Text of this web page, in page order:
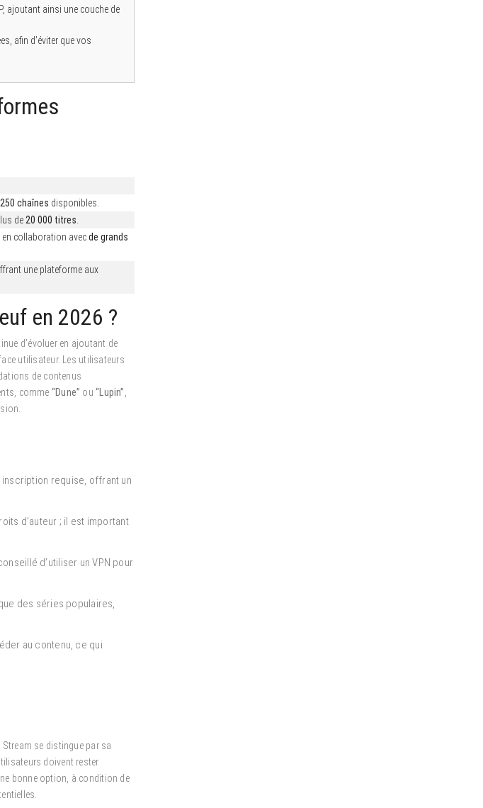
ajoutant ainsi une couche de
afin d’éviter que vos
250 chaînes disponibles.
de 20 000 titres
collaboration avecde grands
une plateforme aux
en 2026 ?
d’évoluer en ajoutant de
utilisateur. Les utilisateurs
de contenus
comme “Dune” ou“Lupin”
requise, offrant un
d’auteur ; il est important
d’utiliser un VPN pour
des séries populaires,
au contenu, ce qui
Stream se distingue par sa
doivent rester
bonne option, à condition de